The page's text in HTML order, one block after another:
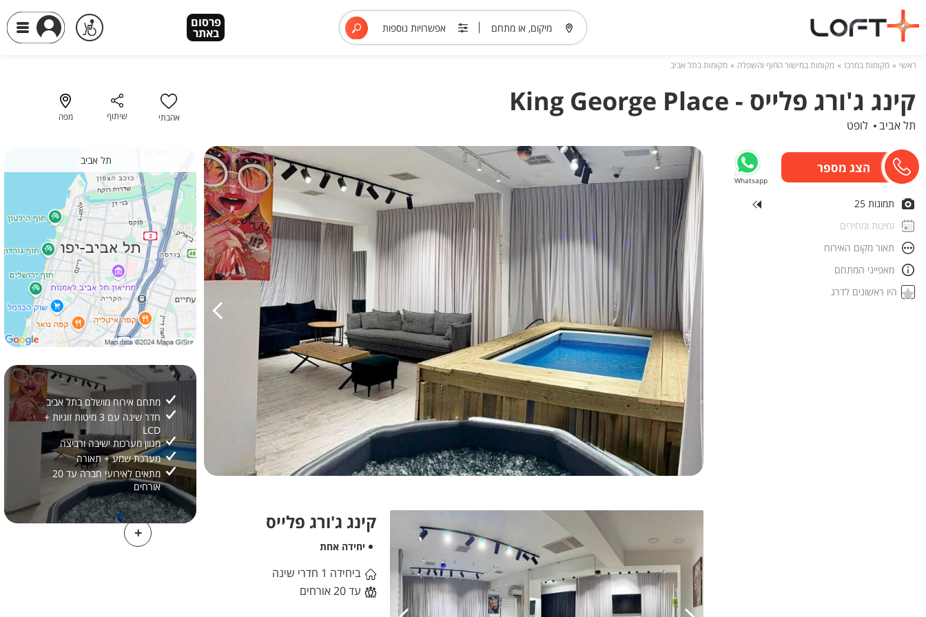
פרסום
באתר
פרסום
באתר מיקום, או מתחם אפשרויות נוספות
ראשי מקומות במרכז מקומות במישור החוף והשפלה מקומות בתל אביב
קינג ג'ורג פלייס - King George Place
תל אביב לופט
Whatsapp
תמונות 25
זמינות ומחירים
תאור מקום האירוח
מאפייני המתחם
היו ראשונים לדרג
1/25
2/25
אהבתי שיתוף מפה
תל אביב
מתחם אירוח מושלם בתל אביב
חדר שינה עם 3 מיטות זוגיות +
LCD
מגוון מערכות ישיבה ורביצה
מערכת שמע + תאורה
מתאים לאירועי חברה עד 20
אורחים
קינג ג'ורג פלייס
יחידה אחת
ביחידה 1 חדרי שינה
עד 20 אורחים
מידע נוסף